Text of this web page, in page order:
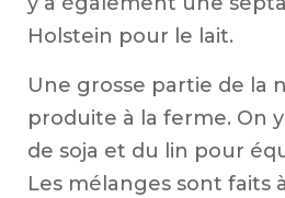
Holstein pour le lait.
Une grosse partie de la
produite à la ferme. On
de soja et du lin pour
Les mélanges sont faits